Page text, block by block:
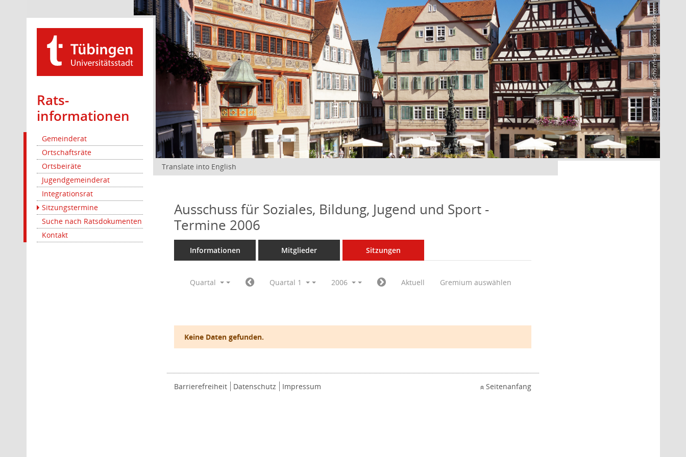
Rats­
informationen
Gemeinderat
Ortschaftsräte
Ortsbeiräte
Jugendgemeinderat
Integrationsrat
Sitzungstermine
Suche nach Ratsdokumenten
Kontakt
Bild: @Manuel Schönfeld – stock.adobe.com
Translate into English
Ausschuss für Soziales, Bildung, Jugend und Sport -
Termine 2006
Informationen Mitglieder Sitzungen
Quartal Quartal 1 2006 Aktuell Gremium auswählen
Keine Daten gefunden.
Barrierefreiheit Datenschutz Impressum Seitenanfang